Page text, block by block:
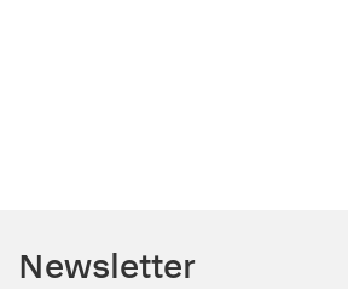
Newsletter